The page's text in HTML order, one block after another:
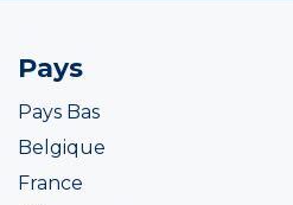
Pays
Pays Bas
Belgique
France